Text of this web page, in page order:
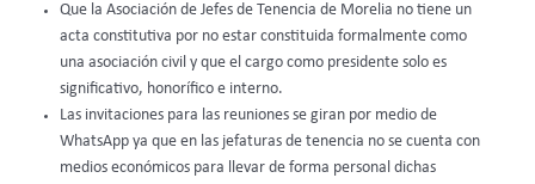
Que la Asociación de Jefes de Tenencia de Morelia no tiene un
acta constitutiva por no estar constituida formalmente como
una asociación civil y que el cargo como presidente solo es
significativo, honorífico e interno.
Las invitaciones para las reuniones se giran por medio de
WhatsApp ya que en las jefaturas de tenencia no se cuenta con
medios económicos para llevar de forma personal dichas